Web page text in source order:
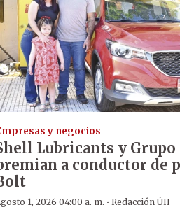
y negocios
Lubricants y Grupo
a conductor de
1, 2026 04:00 a. m. ·Redacción ÚH